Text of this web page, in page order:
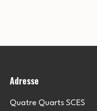
Adresse
Quatre Quarts SCES